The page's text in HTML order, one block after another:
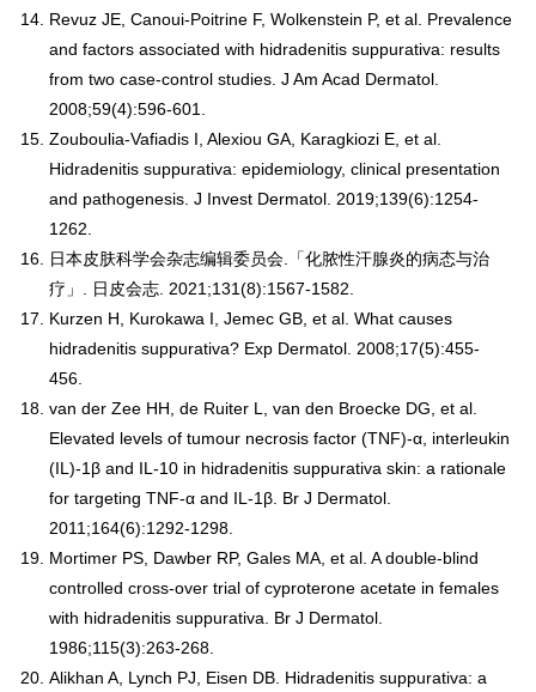
Revuz JE, Canoui-Poitrine F, Wolkenstein P, et al. Prevalence
and factors associated with hidradenitis suppurativa: results
from two case-control studies. J Am Acad Dermatol.
2008;59(4):596-601.
Zouboulia-Vafiadis I, Alexiou GA, Karagkiozi E, et al.
Hidradenitis suppurativa: epidemiology, clinical presentation
and pathogenesis. J Invest Dermatol. 2019;139(6):1254-
1262.
日本皮肤科学会杂志编辑委员会.「化脓性汗腺炎的病态与治
疗」. 日皮会志. 2021;131(8):1567-1582.
Kurzen H, Kurokawa I, Jemec GB, et al. What causes
hidradenitis suppurativa? Exp Dermatol. 2008;17(5):455-
456.
van der Zee HH, de Ruiter L, van den Broecke DG, et al.
Elevated levels of tumour necrosis factor (TNF)-α, interleukin
(IL)-1β and IL-10 in hidradenitis suppurativa skin: a rationale
for targeting TNF-α and IL-1β. Br J Dermatol.
2011;164(6):1292-1298.
Mortimer PS, Dawber RP, Gales MA, et al. A double-blind
controlled cross-over trial of cyproterone acetate in females
with hidradenitis suppurativa. Br J Dermatol.
1986;115(3):263-268.
Alikhan A, Lynch PJ, Eisen DB. Hidradenitis suppurativa: a